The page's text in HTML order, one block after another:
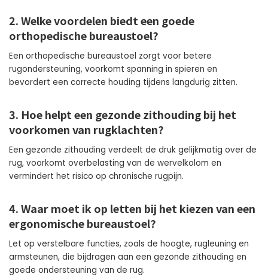
2. Welke voordelen biedt een goede
orthopedische bureaustoel?
Een orthopedische bureaustoel zorgt voor betere
rugondersteuning, voorkomt spanning in spieren en
bevordert een correcte houding tijdens langdurig zitten.
3. Hoe helpt een gezonde zithouding bij het
voorkomen van rugklachten?
Een gezonde zithouding verdeelt de druk gelijkmatig over de
rug, voorkomt overbelasting van de wervelkolom en
vermindert het risico op chronische rugpijn.
4. Waar moet ik op letten bij het kiezen van een
ergonomische bureaustoel?
Let op verstelbare functies, zoals de hoogte, rugleuning en
armsteunen, die bijdragen aan een gezonde zithouding en
goede ondersteuning van de rug.